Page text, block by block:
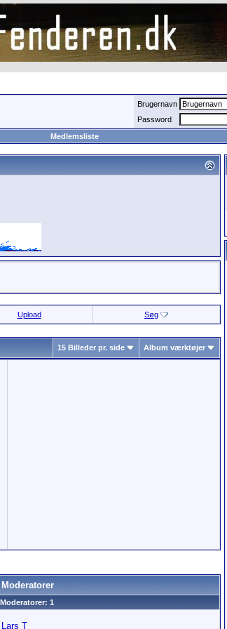
Brugernavn
Password
Medlemsliste
Upload Søg
15 Billeder pr. side Album værktøjer
Moderatorer
Moderatorer: 1
Lars T